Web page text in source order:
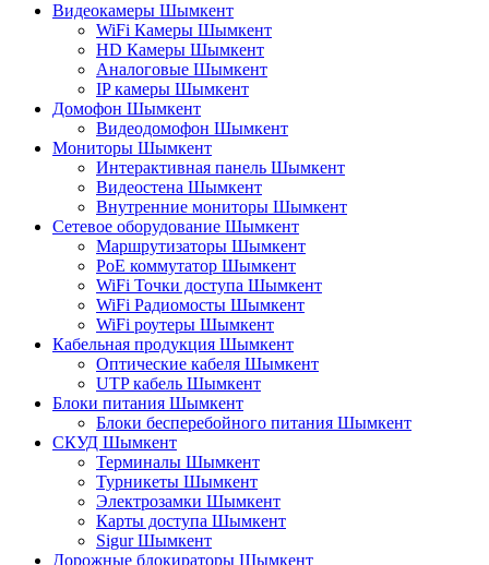
Видеокамеры Шымкент
WiFi Камеры Шымкент
HD Камеры Шымкент
Аналоговые Шымкент
IP камеры Шымкент
Домофон Шымкент
Видеодомофон Шымкент
Мониторы Шымкент
Интерактивная панель Шымкент
Видеостена Шымкент
Внутренние мониторы Шымкент
Сетевое оборудование Шымкент
Маршрутизаторы Шымкент
PoE коммутатор Шымкент
WiFi Точки доступа Шымкент
WiFi Радиомосты Шымкент
WiFi роутеры Шымкент
Кабельная продукция Шымкент
Оптические кабеля Шымкент
UTP кабель Шымкент
Блоки питания Шымкент
Блоки бесперебойного питания Шымкент
СКУД Шымкент
Терминалы Шымкент
Турникеты Шымкент
Электрозамки Шымкент
Карты доступа Шымкент
Sigur Шымкент
Дорожные блокираторы Шымкент